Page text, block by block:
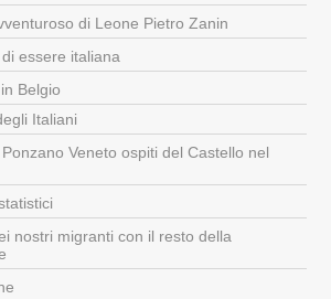
di Leone Pietro Zanin
essere italiana
Belgio
Italiani
Veneto ospiti del Castello nel
nostri migranti con il resto della